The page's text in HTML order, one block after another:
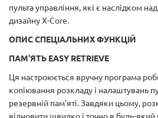
пульта управління, які є наслідком
дизайну X-Core.
ОПИС СПЕЦІАЛЬНИХ ФУНКЦІЙ
ПАМ'ЯТЬ EASY RETRIEVE
Ця настроюється вручну програма
копіювання розкладу і налаштувань
резервній пам'яті. Завдяки цьому,
відновити швидко і точно в будь-який